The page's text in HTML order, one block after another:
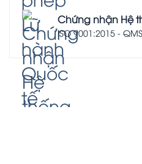
Chứng nhận Hệ
ISO 9001:2015 -